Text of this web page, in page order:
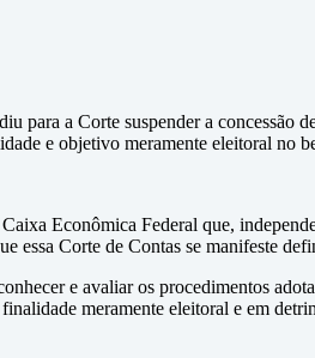
para a Corte suspender a
e objetivo meramente eleitoral no
Econômica Federal que,
Corte de Contas se manifeste
e avaliar os procedimentos
meramente eleitoral e em